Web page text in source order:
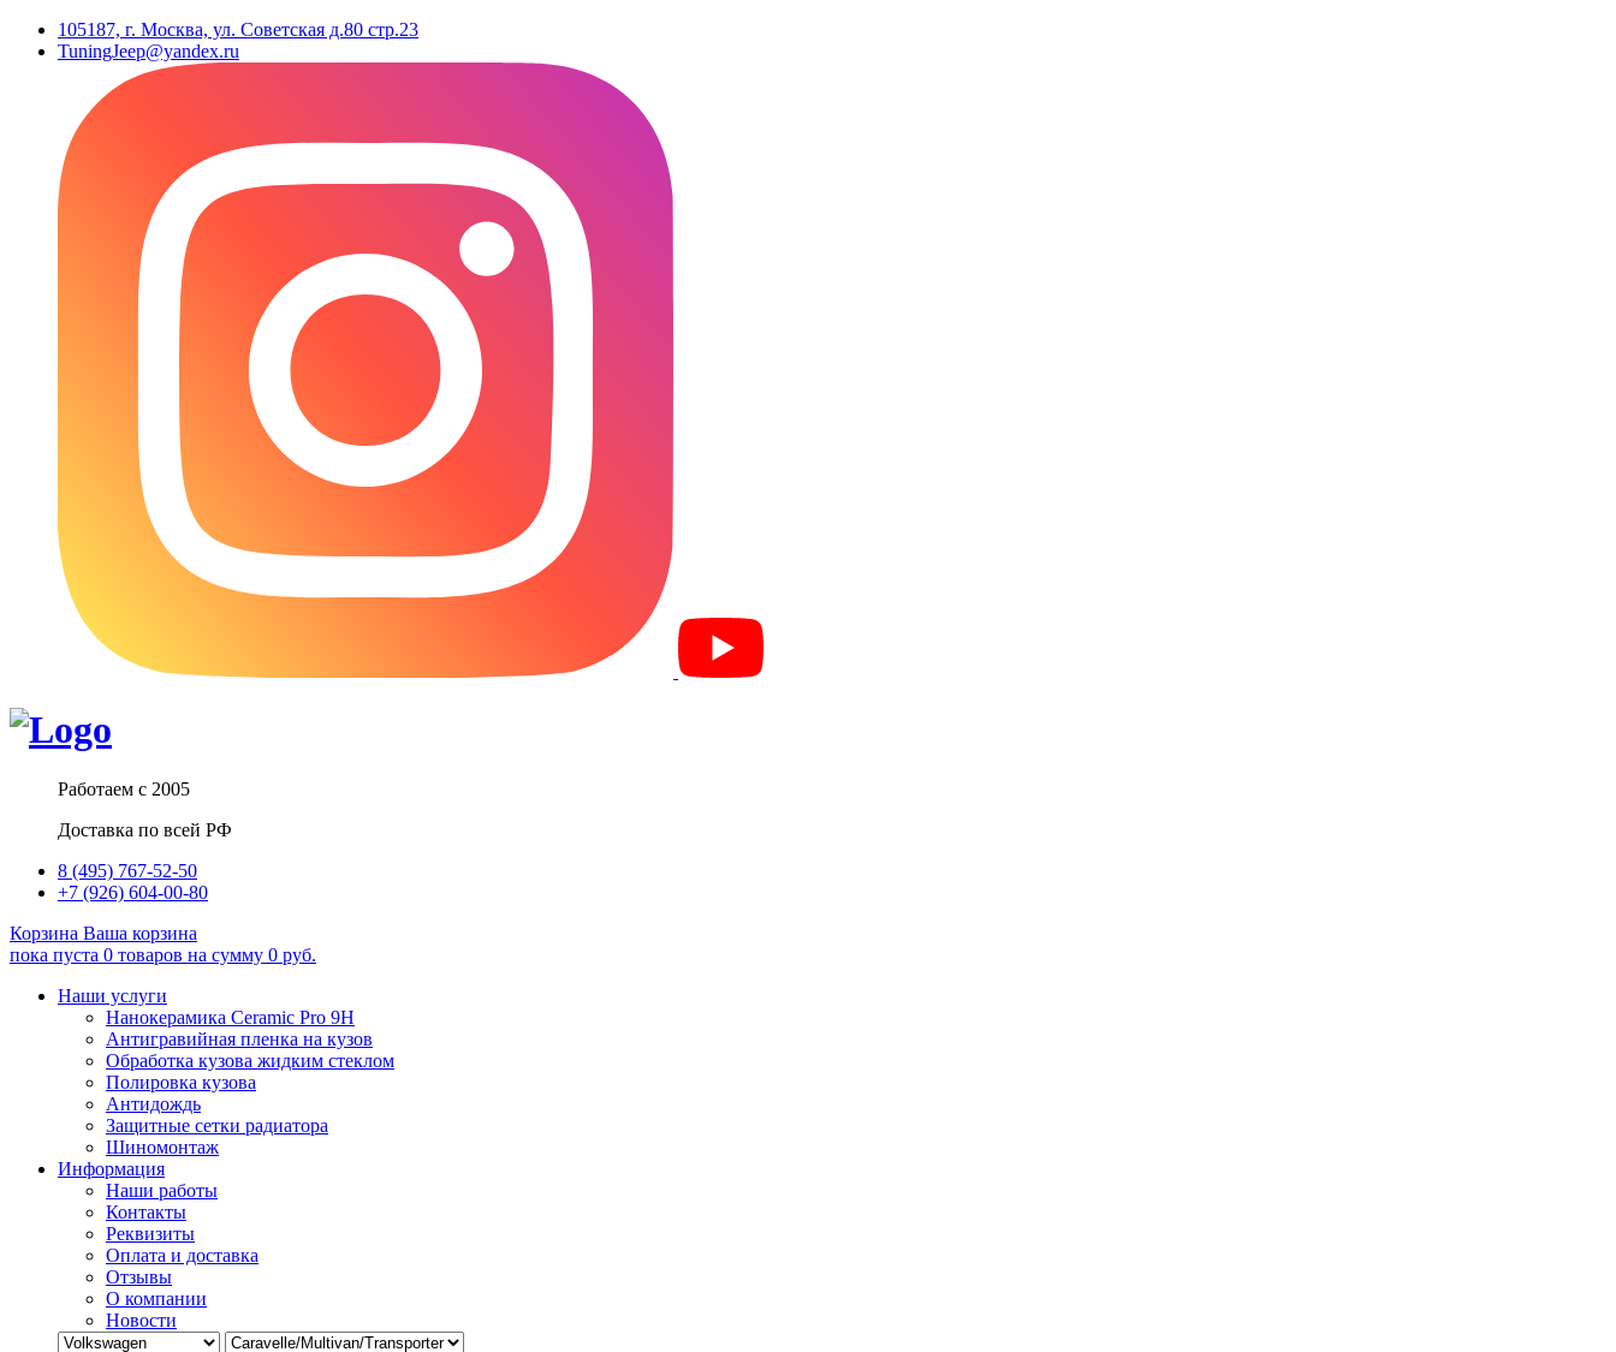
105187, г. Москва, ул. Советская д.80 стр.23
TuningJeep@yandex.ru
Работаем с 2005
Доставка по всей РФ
8 (495) 767-52-50
+7 (926) 604-00-80
Корзина Ваша корзина
пока пуста 0 товаров на сумму 0 руб.
Наши услуги
Нанокерамика Ceramic Pro 9H
Антигравийная пленка на кузов
Обработка кузова жидким стеклом
Полировка кузова
Антидождь
Защитные сетки радиатора
Шиномонтаж
Информация
Наши работы
Контакты
Реквизиты
Оплата и доставка
Отзывы
О компании
Новости